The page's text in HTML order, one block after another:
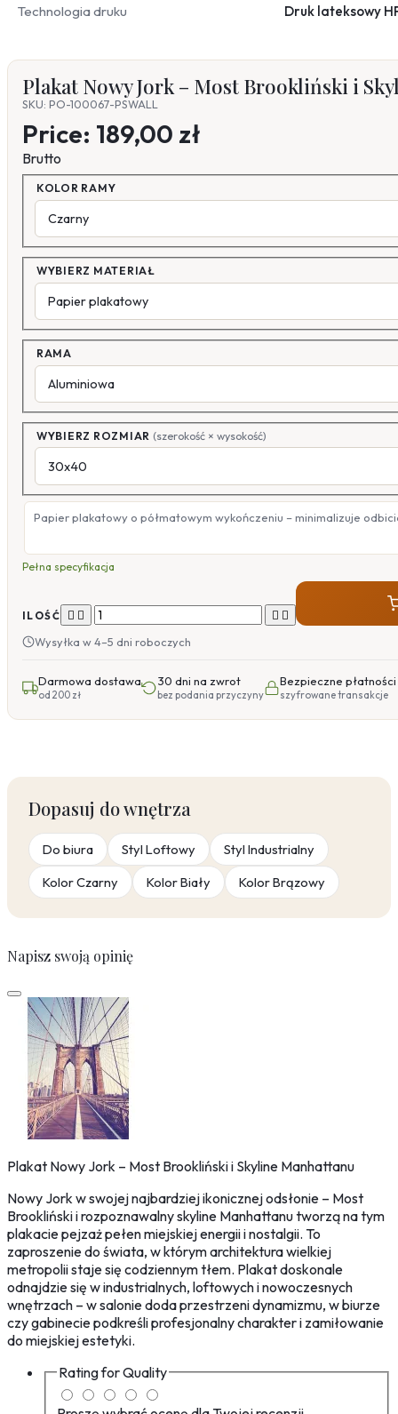
Technologia druku Druk lateksowy
Plakat Nowy Jork – Most Brookliński i
SKU: PO-100067-PSWALL
Price: 189,00 zł
Brutto
KOLOR RAMY
WYBIERZ MATERIAŁ
RAMA
WYBIERZ ROZMIAR (szerokość × wysokość)
Papier plakatowy o półmatowym wykończeniu – minimalizuje
Pełna specyfikacja
ILOŚĆ    
Wysyłka w 4–5 dni roboczych
Darmowa dostawa
od 200 zł
30 dni na zwrot
bez podania przyczyny
Bezpieczne płatności
szyfrowane transakcje
Dopasuj do wnętrza
Do biura Styl Loftowy
Styl Industrialny
Kolor Czarny
Kolor Biały Kolor Brązowy
Napisz swoją opinię
Plakat Nowy Jork – Most Brookliński i Skyline Manhattanu
Nowy Jork w swojej najbardziej ikonicznej odsłonie – Most
Brookliński i rozpoznawalny skyline Manhattanu tworzą na tym
plakacie pejzaż pełen miejskiej energii i nostalgii. To
zaproszenie do świata, w którym architektura wielkiej
metropolii staje się codziennym tłem. Plakat doskonale
odnajdzie się w industrialnych, loftowych i nowoczesnych
wnętrzach – w salonie doda przestrzeni dynamizmu, w biurze
czy gabinecie podkreśli profesjonalny charakter i zamiłowanie
do miejskiej estetyki.
Rating forQuality